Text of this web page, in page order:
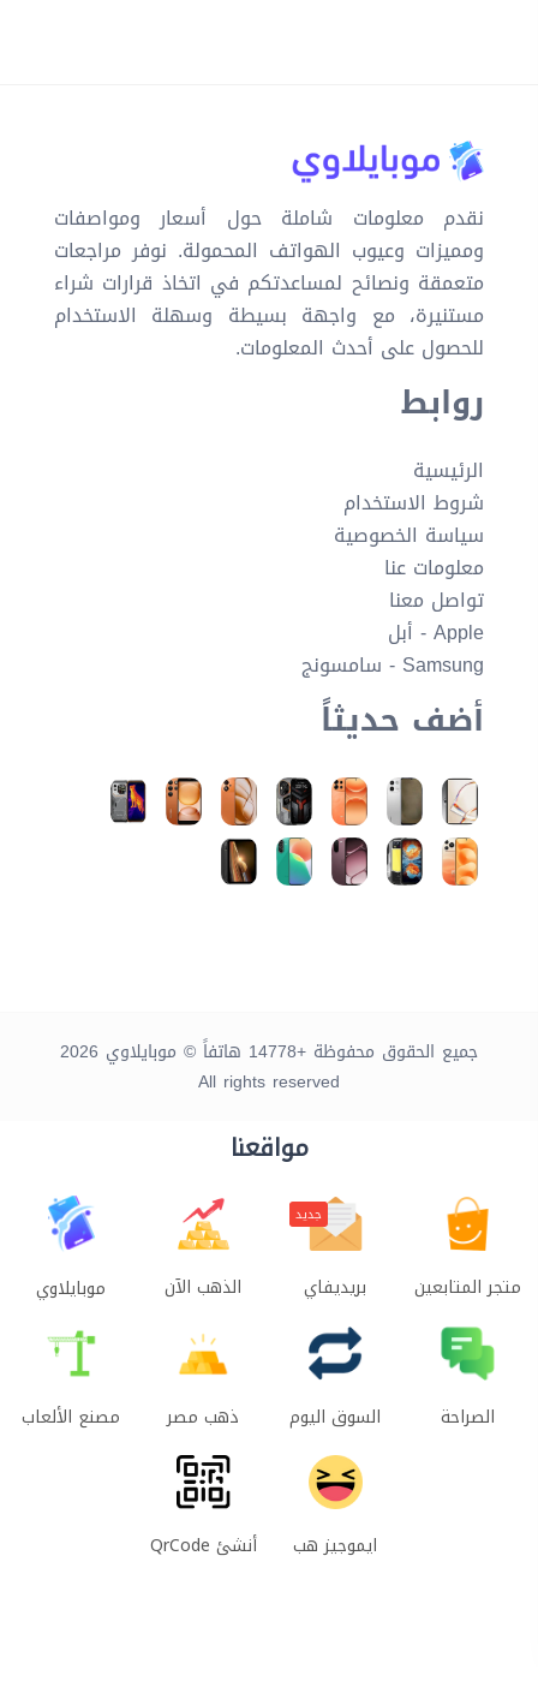
نقدم معلومات شاملة حول أسعار ومواصفات
ومميزات وعيوب الهواتف المحمولة. نوفر مراجعات
متعمقة ونصائح لمساعدتكم في اتخاذ قرارات شراء
مستنيرة، مع واجهة بسيطة وسهلة الاستخدام
للحصول على أحدث المعلومات.
روابط
الرئيسية
شروط الاستخدام
سياسة الخصوصية
معلومات عنا
تواصل معنا
Apple - أبل
Samsung - سامسونج
أضف حديثاً
جميع الحقوق محفوظة +14778 هاتفاً © موبايلاوي 2026
All rights reserved